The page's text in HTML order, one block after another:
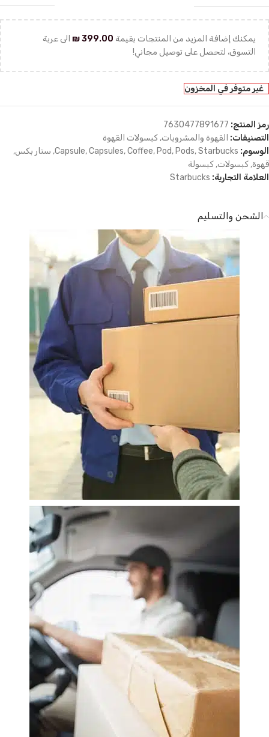
يمكنك إضافة المزيد من المنتجات بقيمة ₪399.00
الى عربة
التسوق، لتحصل على توصيل مجاني!
غير متوفر في المخزون
رمز المنتج: 7630477891677
التصنيفات: القهوة والمشروبات, كبسولات القهوة
الوسوم:
Capsule,Capsules,Coffee, Pod, Pods,Starbucks
, ستار بكس,
قهوة, كبسولات, كبسولة
العلامة التجارية: Starbucks
الشحن والتسليم